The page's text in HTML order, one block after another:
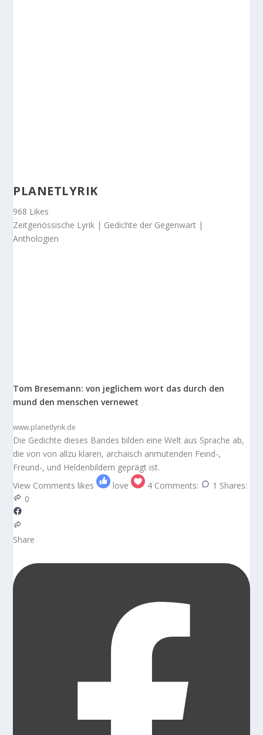
PLANETLYRIK
968 Likes
Zeitgenössische Lyrik | Gedichte der Gegenwart |
Anthologien
Tom Bresemann: von jeglichem wort das durch den
mund den menschen vernewet
www.planetlyrik.de
Die Gedichte dieses Bandes bilden eine Welt aus Sprache ab,
die von von allzu klaren, archaisch anmutenden Feind-,
Freund-, und Heldenbildern geprägt ist.
View Comments likes love 4 Comments: 1 Shares:
0
Share